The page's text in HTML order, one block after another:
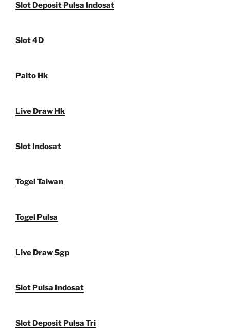
Slot Deposit Pulsa Indosat
Slot 4D
Paito Hk
Live Draw Hk
Slot Indosat
Togel Taiwan
Togel Pulsa
Live Draw Sgp
Slot Pulsa Indosat
Slot Deposit Pulsa Tri